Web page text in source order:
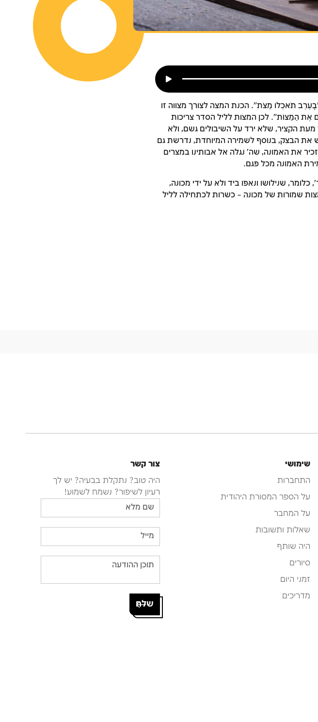
תֹּאכְלוּ מַצֹּת". הכנת המצה לצורך מצווה זו
הַמַּצּוֹת". לכן המצות לליל הסדר צריכות
מעת הקציר, שלא ירד על השיבולים גשם, ולא
את הבצק, בנוסף לשמירה המיוחדת, נדרשת גם
את האמונה, שה' נגלה אל אבותינו במצרים
האמונה מכל פגם.
שנילושו ונאפו ביד ולא על ידי מכונה,
שמורות של מכונה – כשרות לכתחילה לליל
שלך
צור קשר
היה טוב? נתקלת בבעיה? יש לך
רעיון לשיפור? נשמח לשמוע!
שימושי
התחברות
על הספר המסורת היהודית
על המחבר
שאלות ותשובות
היה שותף
סיורים
זמני היום
מדריכים